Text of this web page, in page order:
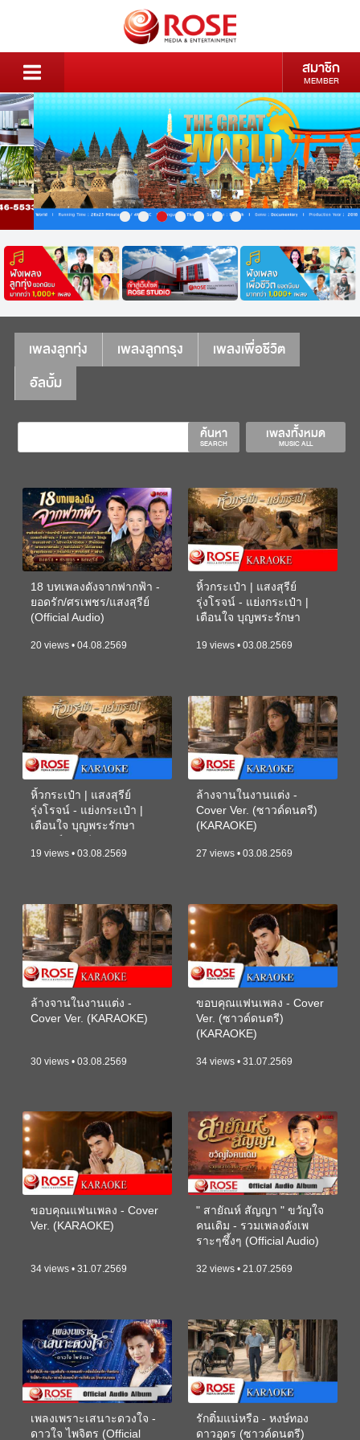
สมาชิก
MEMBER
เพลงลูกทุ่ง เพลงลูกกรุง
เพลงเพื่อชีวิต
อัลบั้ม
เพลงทั้งหมด
MUSIC ALL
ค้นหา
SEARCH
18 บทเพลงดังจากฟากฟ้า -
ยอดรัก/ศรเพชร/แสงสุรีย์
(Official Audio)
20 views • 04.08.2569
หิ้วกระเป๋า | แสงสุรีย์
รุ่งโรจน์ - แย่งกระเป๋า |
เตือนใจ บุญพระรักษา
19 views • 03.08.2569
หิ้วกระเป๋า | แสงสุรีย์
รุ่งโรจน์ - แย่งกระเป๋า |
เตือนใจ บุญพระรักษา
19 views • 03.08.2569
ล้างจานในงานแต่ง -
Cover Ver. (ซาวด์ดนตรี)
(KARAOKE)
27 views • 03.08.2569
ล้างจานในงานแต่ง -
Cover Ver. (KARAOKE)
30 views • 03.08.2569
ขอบคุณแฟนเพลง - Cover
Ver. (ซาวด์ดนตรี)
(KARAOKE)
34 views • 31.07.2569
ขอบคุณแฟนเพลง - Cover
Ver. (KARAOKE)
34 views • 31.07.2569
" สายัณห์ สัญญา " ขวัญใจ
คนเดิม - รวมเพลงดังเพ
ราะๆซึ้งๆ (Official Audio)
32 views • 21.07.2569
เพลงเพราะเสนาะดวงใจ -
ดาวใจ ไพจิตร (Official
รักติ๋มแน่หรือ - หงษ์ทอง
ดาวอุดร (ซาวด์ดนตรี)